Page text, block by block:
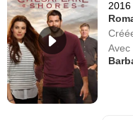
2016
Avec